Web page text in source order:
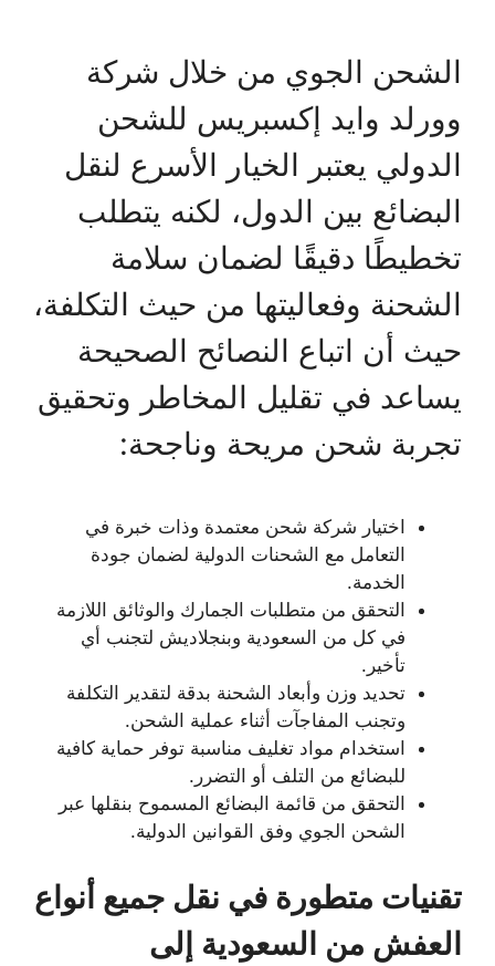
الشحن الجوي من خلال شركة
وورلد وايد إكسبريس للشحن
الدولي يعتبر الخيار الأسرع لنقل
البضائع بين الدول، لكنه يتطلب
تخطيطًا دقيقًا لضمان سلامة
الشحنة وفعاليتها من حيث التكلفة،
حيث أن اتباع النصائح الصحيحة
يساعد في تقليل المخاطر وتحقيق
تجربة شحن مريحة وناجحة:
اختيار شركة شحن معتمدة وذات خبرة في
التعامل مع الشحنات الدولية لضمان جودة
الخدمة.
التحقق من متطلبات الجمارك والوثائق اللازمة
في كل من السعودية وبنجلاديش لتجنب أي
تأخير.
تحديد وزن وأبعاد الشحنة بدقة لتقدير التكلفة
وتجنب المفاجآت أثناء عملية الشحن.
استخدام مواد تغليف مناسبة توفر حماية كافية
للبضائع من التلف أو التضرر.
التحقق من قائمة البضائع المسموح بنقلها عبر
الشحن الجوي وفق القوانين الدولية.
تقنيات متطورة في نقل جميع أنواع
العفش من السعودية إلى